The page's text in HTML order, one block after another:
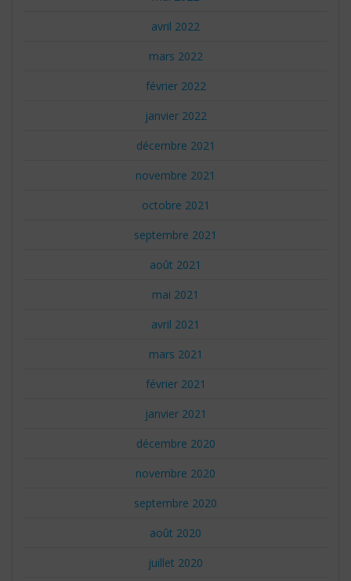
avril 2022
mars 2022
février 2022
janvier 2022
décembre 2021
novembre 2021
octobre 2021
septembre 2021
août 2021
mai 2021
avril 2021
mars 2021
février 2021
janvier 2021
décembre 2020
novembre 2020
septembre 2020
août 2020
juillet 2020